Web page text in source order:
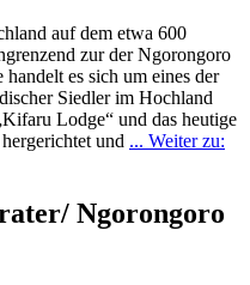
auf dem etwa 600
zur der Ngorongoro
es sich um eines der
Siedler im Hochland
Lodge“ und das heutige
und ... Weiter zu:
Ngorongoro